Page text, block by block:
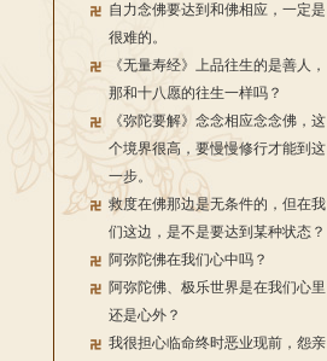
自力念佛要达到和佛相应，一定是
很难的。
《无量寿经》上品往生的是善人，
那和十八愿的往生一样吗？
《弥陀要解》念念相应念念佛，这
个境界很高，要慢慢修行才能到这
一步。
救度在佛那边是无条件的，但在我
们这边，是不是要达到某种状态？
阿弥陀佛在我们心中吗？
阿弥陀佛、极乐世界是在我们心里
还是心外？
我很担心临命终时恶业现前，怨亲